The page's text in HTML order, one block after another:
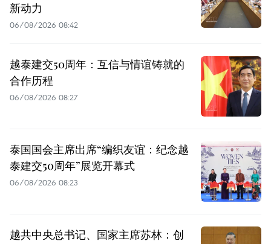
新动力
06/08/2026 08:42
越泰建交50周年：互信与情谊铸就的
合作历程
06/08/2026 08:27
泰国国会主席出席“编织友谊：纪念越
泰建交50周年”展览开幕式
06/08/2026 08:23
越共中央总书记、国家主席苏林：创